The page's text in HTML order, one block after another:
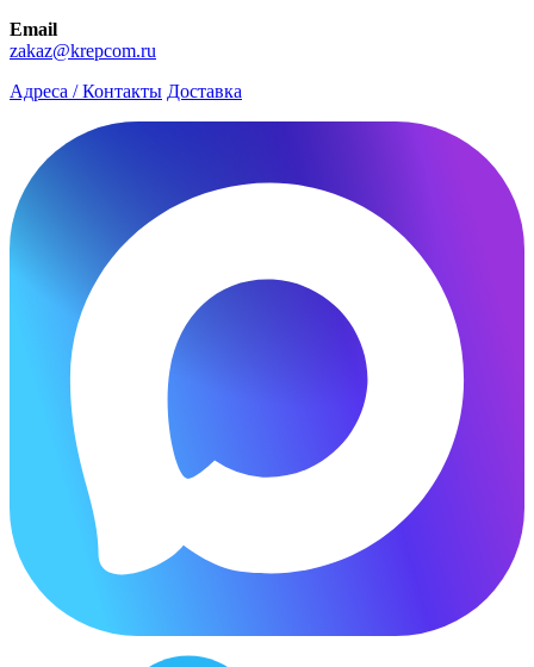
Email
zakaz@krepcom.ru
Адреса / Контакты Доставка